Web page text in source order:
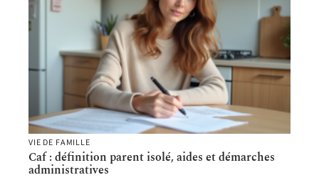
VIE DE FAMILLE
Caf : définition parent isolé, aides et démarches
administratives